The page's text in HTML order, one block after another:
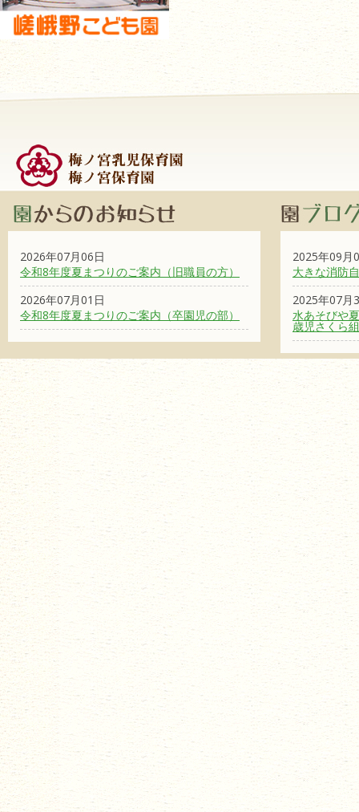
2026年07月06日
令和8年度夏まつりのご案内（旧職員の方）
2026年07月01日
令和8年度夏まつりのご案内（卒園児の部）
2025年09月
大きな消防
2025年07月
水あそびや
歳児さくら